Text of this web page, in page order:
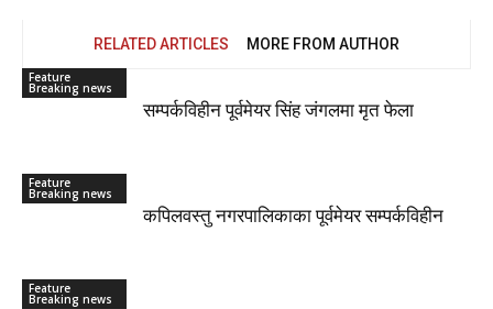
RELATED ARTICLES MORE FROM AUTHOR
Feature
Breaking news
सम्पर्कविहीन पूर्वमेयर सिंह जंगलमा मृत फेला
Feature
Breaking news
कपिलवस्तु नगरपालिकाका पूर्वमेयर सम्पर्कविहीन
Feature
Breaking news